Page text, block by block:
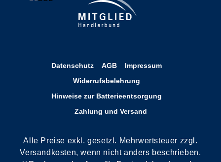
Datenschutz AGB
Impressum
Widerrufsbelehrung
Hinweise zur Batterieentsorgung
Zahlung und Versand
Alle Preise exkl. gesetzl. Mehrwertsteuer zzgl.
Versandkosten, wenn nicht anders beschrieben.